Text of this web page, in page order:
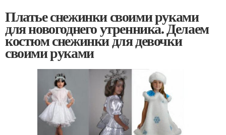
Платье снежинки своими руками
для новогоднего утренника. Делаем
костюм снежинки для девочки
своими руками